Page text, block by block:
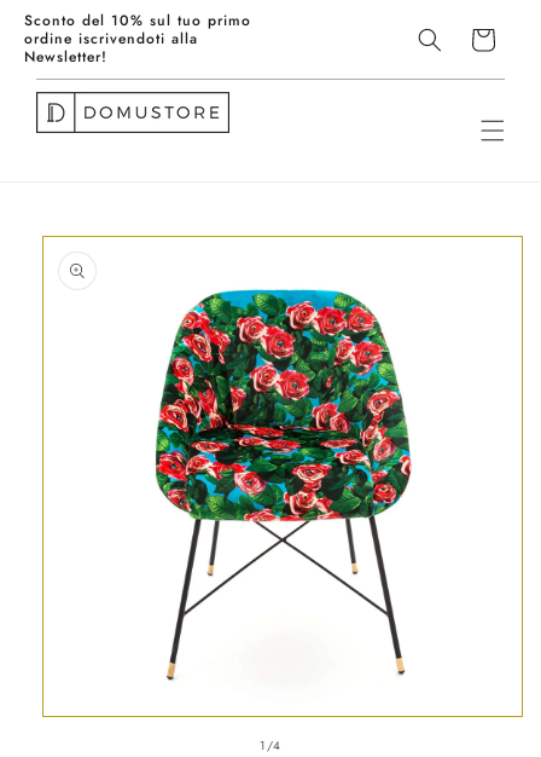
direttamente
ai contenuti
Sconto del 10% sul tuo primo
ordine iscrivendoti alla
Newsletter!
Spedizione gratuita sopra i Carrello
Passa alle
informazioni
sul prodotto
1 /su
4